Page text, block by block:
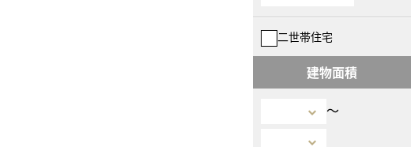
二世帯住宅
建物面積
〜